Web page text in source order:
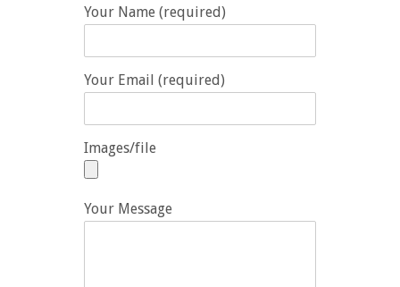
Your Name (required)
Your Email (required)
Images/file
Your Message